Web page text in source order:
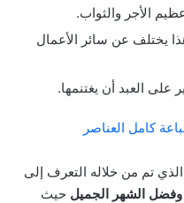
الأجر والثواب.
يختلف عن سائر الأعمال
العبد أن يغتنمها.
كامل العناصر
تم من خلاله التعرف إلى
الشهر الجميل حيث